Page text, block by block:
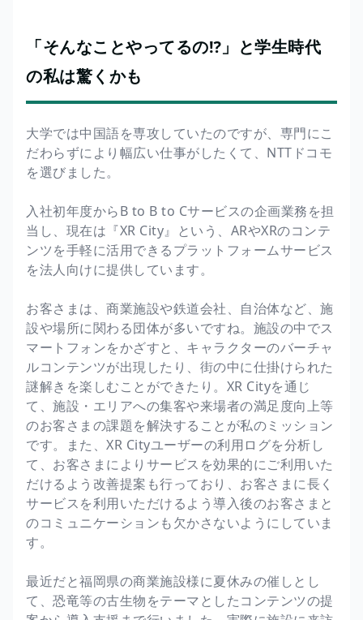
「そんなことやってるの⁉」と学生時代
の私は驚くかも
大学では中国語を専攻していたのですが、専門にこ
だわらずにより幅広い仕事がしたくて、NTTドコモ
を選びました。
入社初年度からB to B to Cサービスの企画業務を担
当し、現在は『XR City』という、ARやXRのコンテ
ンツを手軽に活用できるプラットフォームサービス
を法人向けに提供しています。
お客さまは、商業施設や鉄道会社、自治体など、施
設や場所に関わる団体が多いですね。施設の中でス
マートフォンをかざすと、キャラクターのバーチャ
ルコンテンツが出現したり、街の中に仕掛けられた
謎解きを楽しむことができたり。XR Cityを通じ
て、施設・エリアへの集客や来場者の満足度向上等
のお客さまの課題を解決することが私のミッション
です。また、XR Cityユーザーの利用ログを分析し
て、お客さまによりサービスを効果的にご利用いた
だけるよう改善提案も行っており、お客さまに長く
サービスを利用いただけるよう導入後のお客さまと
のコミュニケーションも欠かさないようにしていま
す。
最近だと福岡県の商業施設様に夏休みの催しとし
て、恐竜等の古生物をテーマとしたコンテンツの提